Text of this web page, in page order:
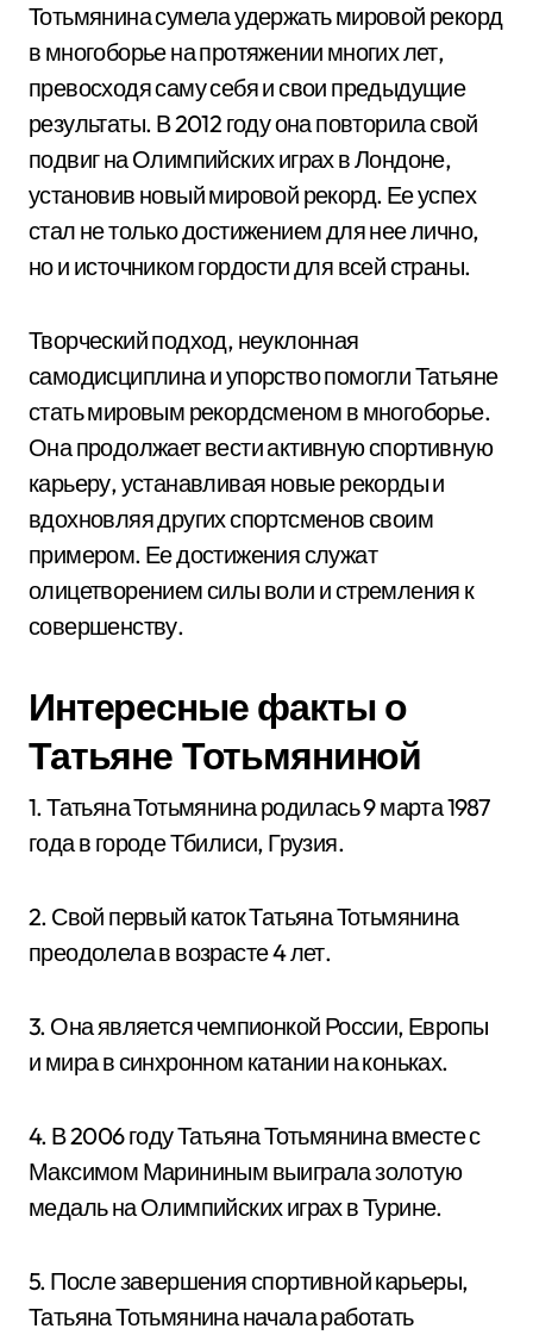
Тотьмянина сумела удержать мировой рекорд
в многоборье на протяжении многих лет,
превосходя саму себя и свои предыдущие
результаты. В 2012 году она повторила свой
подвиг на Олимпийских играх в Лондоне,
установив новый мировой рекорд. Ее успех
стал не только достижением для нее лично,
но и источником гордости для всей страны.
Творческий подход, неуклонная
самодисциплина и упорство помогли Татьяне
стать мировым рекордсменом в многоборье.
Она продолжает вести активную спортивную
карьеру, устанавливая новые рекорды и
вдохновляя других спортсменов своим
примером. Ее достижения служат
олицетворением силы воли и стремления к
совершенству.
Интересные факты о
Татьяне Тотьмяниной
1. Татьяна Тотьмянина родилась 9 марта 1987
года в городе Тбилиси, Грузия.
2. Свой первый каток Татьяна Тотьмянина
преодолела в возрасте 4 лет.
3. Она является чемпионкой России, Европы
и мира в синхронном катании на коньках.
4. В 2006 году Татьяна Тотьмянина вместе с
Максимом Марининым выиграла золотую
медаль на Олимпийских играх в Турине.
5. После завершения спортивной карьеры,
Татьяна Тотьмянина начала работать